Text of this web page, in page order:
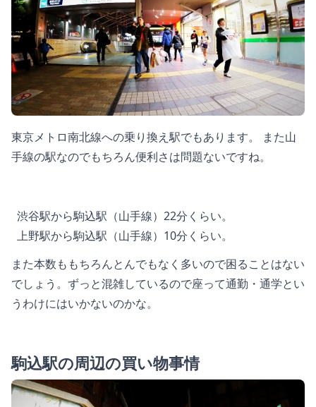
東京メトロ南北線への乗り換え駅でもあります。 また山
手線の駅なのでもちろん便利さは問題ないですね。
渋谷駅から駒込駅（山手線）22分くらい。
上野駅から駒込駅（山手線）10分くらい。
また本数ももちろんとんでもなく多いので困ることはない
でしょう。ずっと混雑しているので座って通勤・通学とい
うわけにはいかないのかな。
駒込駅の周辺の買い物事情